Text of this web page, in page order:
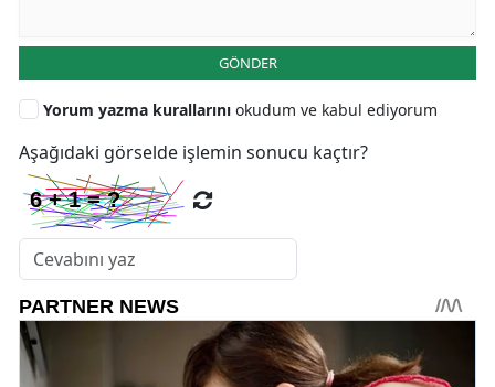
GÖNDER
Yorum yazma kurallarını okudum ve kabul ediyorum
Aşağıdaki görselde işlemin sonucu kaçtır?